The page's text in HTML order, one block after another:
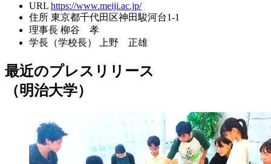
URL https://www.meiji.ac.jp/
住所 東京都千代田区神田駿河台1-1
理事長 柳谷 孝
学長（学校長）
上野 正雄
最近のプレスリリース
（明治大学）